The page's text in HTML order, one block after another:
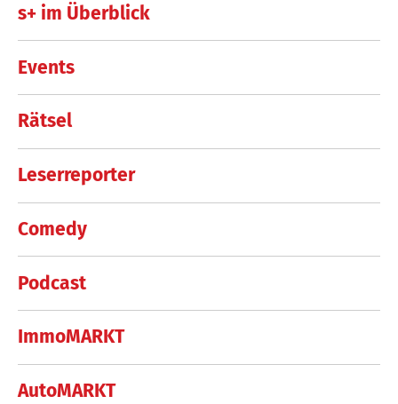
s+ im Überblick
Events
Rätsel
Leserreporter
Comedy
Podcast
ImmoMARKT
AutoMARKT